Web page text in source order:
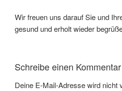
Wir freuen uns darauf Sie und
gesund und erholt wieder
Schreibe einen Kommentar
Deine E-Mail-Adresse wird nicht